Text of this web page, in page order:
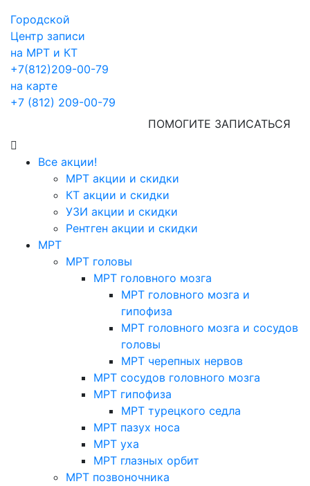
Городской
Центр записи
на МРТ и КТ
+7(812)209-00-79
на карте
+7 (812) 209-00-79
ПОМОГИТЕ ЗАПИСАТЬСЯ
Все акции!
МРТ акции и скидки
КТ акции и скидки
УЗИ акции и скидки
Рентген акции и скидки
МРТ
МРТ головы
МРТ головного мозга
МРТ головного мозга и
гипофиза
МРТ головного мозга и сосудов
головы
МРТ черепных нервов
МРТ сосудов головного мозга
МРТ гипофиза
МРТ турецкого седла
МРТ пазух носа
МРТ уха
МРТ глазных орбит
МРТ позвоночника